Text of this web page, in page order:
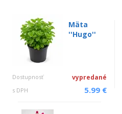
Mäta
''Hugo''
Dostupnosť vypredané
s DPH 5.99 €